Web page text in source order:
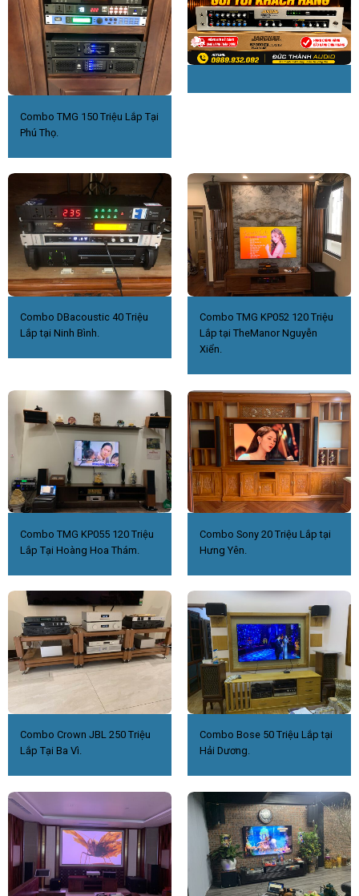
Combo TMG 150 Triệu Lắp Tại
Phú Thọ.
Combo DBacoustic 40 Triệu
Lắp tại Ninh Bình.
Combo TMG KP052 120 Triệu
Lắp tại TheManor Nguyễn
Xiển.
Combo TMG KP055 120 Triệu
Lắp Tại Hoàng Hoa Thám.
Combo Sony 20 Triệu Lắp tại
Hưng Yên.
Combo Crown JBL 250 Triệu
Lắp Tại Ba Vì.
Combo Bose 50 Triệu Lắp tại
Hải Dương.